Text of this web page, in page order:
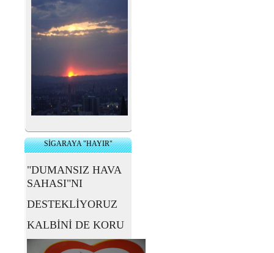
SİGARAYA "HAYIR"
"DUMANSIZ HAVA
SAHASI"NI
DESTEKLİYORUZ
KALBİNİ DE KORU